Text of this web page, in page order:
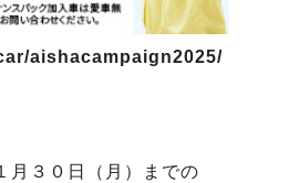
aishacampaign2025/
月３０日（月）までの